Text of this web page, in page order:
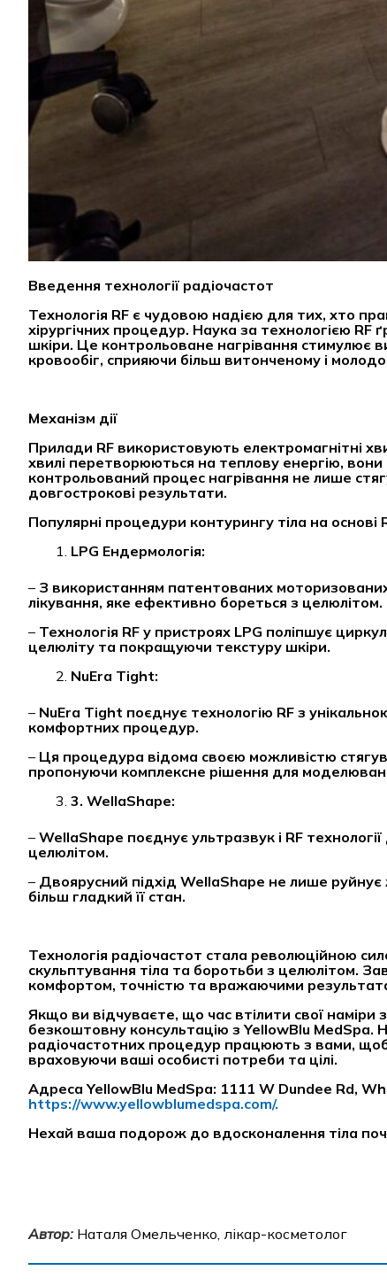
Введення технології радіочастот
Технологія RF є чудовою надією для тих, хто
хірургічних процедур. Наука за технологією
шкіри. Це контрольоване нагрівання стимулює
кровообіг, сприяючи більш витонченому і
Механізм дії
Прилади RF використовують електромагнітні
хвилі перетворюються на теплову енергію,
контрольований процес нагрівання не лише
довгострокові результати.
Популярні процедури контурингу тіла на основі
LPG Ендермологія:
– З використанням патентованих
лікування, яке ефективно бореться з целюлітом.
– Технологія RF у пристроях LPG поліпшує
целюліту та покращуючи текстуру шкіри.
NuEra Tight:
– NuEra Tight поєднує технологію RF з
комфортних процедур.
– Ця процедура відома своєю можливістю
пропонуючи комплексне рішення для
3. WellaShape:
– WellaShape поєднує ультразвук і RF
целюлітом.
– Двоярусний підхід WellaShape не лише руйнує
більш гладкий її стан.
Технологія радіочастот стала революційною
скульптування тіла та боротьби з целюлітом.
комфортом, точністю та вражаючими
Якщо ви відчуваєте, що час втілити свої наміри
безкоштовну консультацію з YellowBlu
радіочастотних процедур працюють з вами, щоб
враховуючи ваші особисті потреби та цілі.
Адреса YellowBlu MedSpa: 1111 W Dundee Rd,
https://www.yellowblumedspa.com/.
Нехай ваша подорож до вдосконалення тіла
Автор: Наталя Омельченко, лікар-косметолог